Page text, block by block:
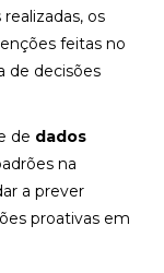
os
feitas no
de decisões
de dados
na
a prever
proativas em